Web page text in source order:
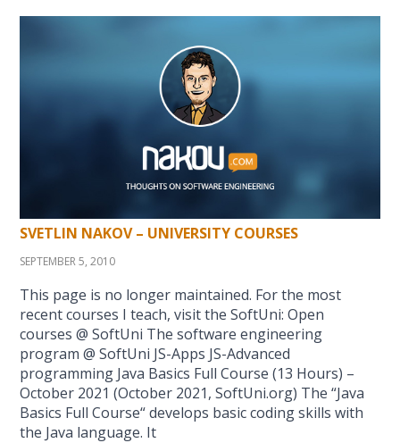
SVETLIN NAKOV – UNIVERSITY COURSES
SEPTEMBER 5, 2010
This page is no longer maintained. For the most
recent courses I teach, visit the SoftUni: Open
courses @ SoftUni The software engineering
program @ SoftUni JS-Apps JS-Advanced
programming Java Basics Full Course (13 Hours) –
October 2021 (October 2021, SoftUni.org) The “Java
Basics Full Course“ develops basic coding skills with
the Java language. It